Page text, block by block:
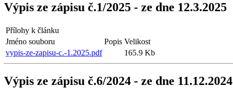
Výpis ze zápisu č.1/2025 - ze dne 12.3.2025
Přílohy k článku
Jméno souboru
Popis Velikost
vypis-ze-zapisu-c.-1.2025.pdf
165.9 Kb
Výpis ze zápisu č.6/2024 - ze dne 11.12.2024